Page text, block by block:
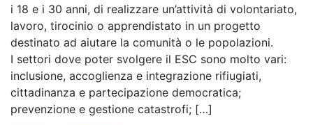
i 18 e i 30 anni, di realizzare un’attività di volontariato,
lavoro, tirocinio o apprendistato in un progetto
destinato ad aiutare la comunità o le popolazioni.
I settori dove poter svolgere il ESC sono molto vari:
inclusione, accoglienza e integrazione rifiugiati,
cittadinanza e partecipazione democratica;
prevenzione e gestione catastrofi; […]